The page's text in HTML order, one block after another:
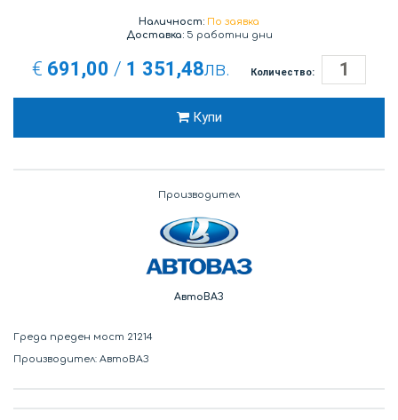
Наличност: По заявка
Доставка:5 работни дни
€ 691,00 / 1 351,48лв. Количество:
Купи
Производител
АвтоВАЗ
Греда преден мост 21214
Производител: АвтоВАЗ